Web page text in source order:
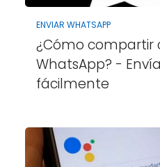
ENVIAR WHATSAPP
¿Cómo compartir
WhatsApp? -
fácilmente